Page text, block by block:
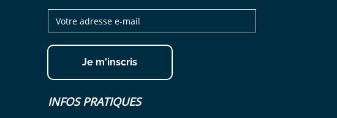
INFOS PRATIQUES
Je m'inscris